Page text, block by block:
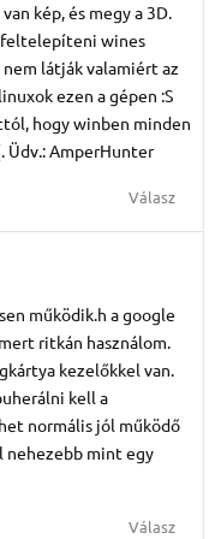
kép, és megy a 3D.
feltelepíteni wines
látják valamiért az
ezen a gépen :S
hogy winben minden
Üdv.: AmperHunter
Válasz
működik.h a google
ritkán használom.
kezelőkkel van.
kell a
normális jól működő
nehezebb mint egy
Válasz